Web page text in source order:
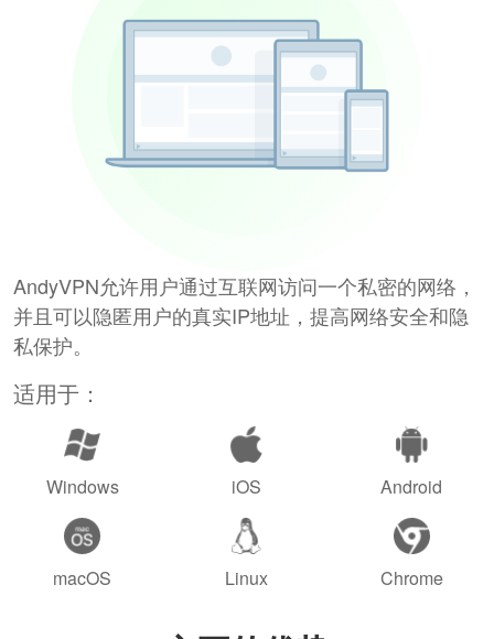
AndyVPN允许用户通过互联网访问一个私密的网络，
并且可以隐匿用户的真实IP地址，提高网络安全和隐
私保护。
适用于：
Windows iOS Android
macOS Linux Chrome